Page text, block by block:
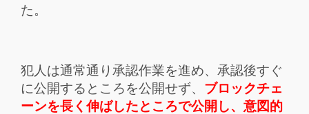
た。
犯人は通常通り承認作業を進め、承認後すぐ
に公開するところを公開せず、 ブロックチェ
ーンを長く伸ばしたところで公開し、意図的